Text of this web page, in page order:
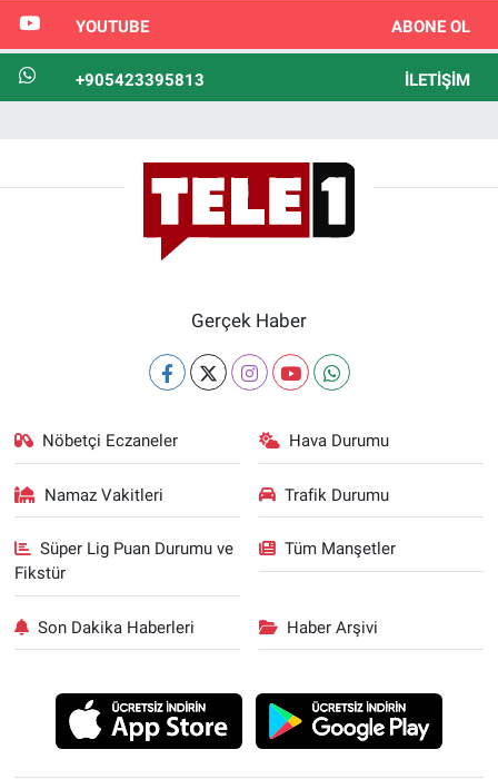
YOUTUBE ABONE OL
+905423395813 İLETIŞIM
Gerçek Haber
Nöbetçi Eczaneler Hava Durumu
Namaz Vakitleri Trafik Durumu
Süper Lig Puan Durumu ve
Fikstür
Tüm Manşetler
Son Dakika Haberleri Haber Arşivi